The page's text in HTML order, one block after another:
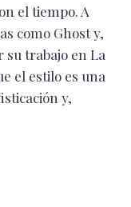
el tiempo. A
como Ghost y,
trabajo en La
el estilo es una
y,